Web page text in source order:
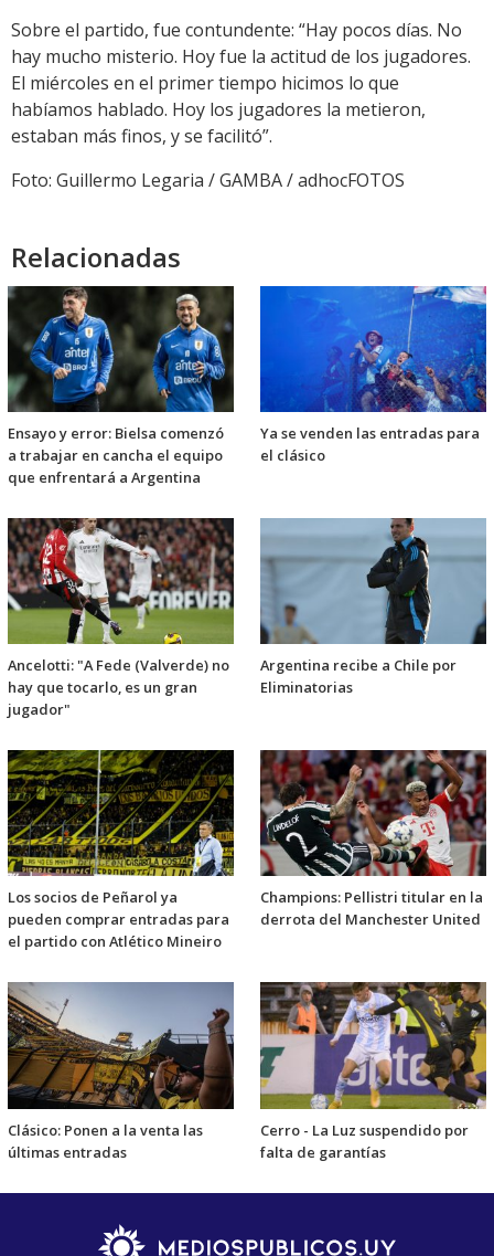
Sobre el partido, fue contundente: “Hay pocos días. No
hay mucho misterio. Hoy fue la actitud de los jugadores.
El miércoles en el primer tiempo hicimos lo que
habíamos hablado. Hoy los jugadores la metieron,
estaban más finos, y se facilitó”.
Foto: Guillermo Legaria / GAMBA / adhocFOTOS
Relacionadas
Ensayo y error: Bielsa comenzó
a trabajar en cancha el equipo
que enfrentará a Argentina
Ya se venden las entradas para
el clásico
Ancelotti: "A Fede (Valverde) no
hay que tocarlo, es un gran
jugador"
Argentina recibe a Chile por
Eliminatorias
Los socios de Peñarol ya
pueden comprar entradas para
el partido con Atlético Mineiro
Champions: Pellistri titular en la
derrota del Manchester United
Clásico: Ponen a la venta las
últimas entradas
Cerro - La Luz suspendido por
falta de garantías